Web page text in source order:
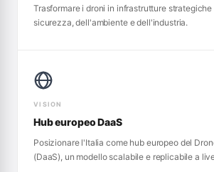
Trasformare i droni in infrastrutture
sicurezza, dell'ambiente e dell'industria.
VISION
Hub europeo DaaS
Posizionare l'Italia come hub europeo del
(DaaS), un modello scalabile e replicabile a